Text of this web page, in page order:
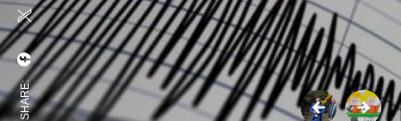
SHARE: